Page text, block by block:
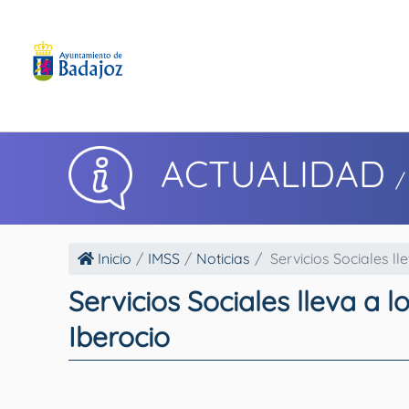
ACTUALIDAD /
Inicio IMSS Noticias Servicios Sociales
Servicios Sociales lleva a
Iberocio